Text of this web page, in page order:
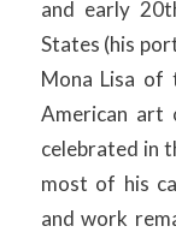
and early
States (his
Mona Lisa of
American art
celebrated in
most of his
and work